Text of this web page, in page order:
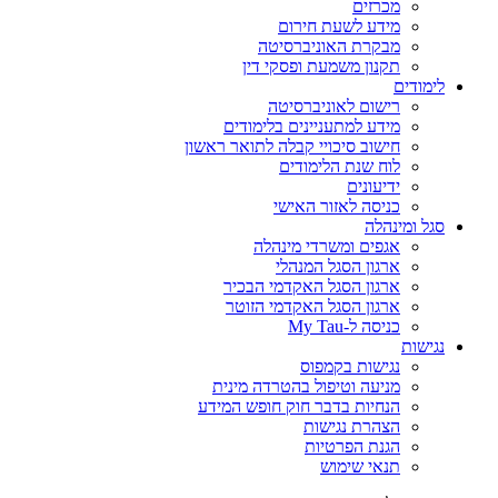
מכרזים
מידע לשעת חירום
מבקרת האוניברסיטה
תקנון משמעת ופסקי דין
לימודים
רישום לאוניברסיטה
מידע למתעניינים בלימודים
חישוב סיכויי קבלה לתואר ראשון
לוח שנת הלימודים
ידיעונים
כניסה לאזור האישי
סגל ומינהלה
אגפים ומשרדי מינהלה
ארגון הסגל המנהלי
ארגון הסגל האקדמי הבכיר
ארגון הסגל האקדמי הזוטר
כניסה ל-My Tau
נגישות
נגישות בקמפוס
מניעה וטיפול בהטרדה מינית
הנחיות בדבר חוק חופש המידע
הצהרת נגישות
הגנת הפרטיות
תנאי שימוש